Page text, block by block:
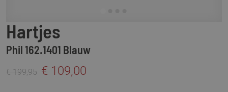
Hartjes
Phil 162.1401 Blauw
€ 199,95 € 109,00